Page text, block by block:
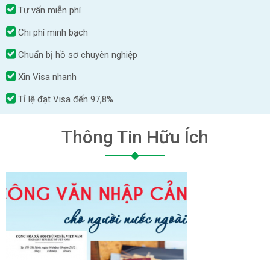
Tư vấn miễn phí
Chi phí minh bạch
Chuẩn bị hồ sơ chuyên nghiệp
Xin Visa nhanh
Tỉ lệ đạt Visa đến 97,8%
Thông Tin Hữu Ích